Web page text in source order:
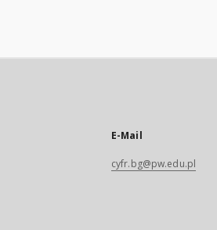
E-Mail
cyfr.bg@pw.edu.pl